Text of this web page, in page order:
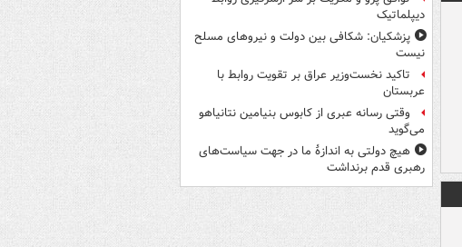
دیپلماتیک
پزشکیان: شکافی بین دولت و نیروهای مسلح
نیست
تاکید نخست‌وزیر عراق بر تقویت روابط با
عربستان
وقتی رسانه عبری از کابوس بنیامین نتانیاهو
می‌گوید
هیچ دولتی به اندازۀ ما در جهت سیاست‌های
رهبری قدم برنداشت